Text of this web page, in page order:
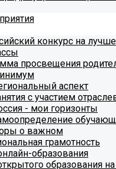
конкурс на
просвещения
аспект
с участием
- мои горизонты
о важном
грамотность
образования
образования